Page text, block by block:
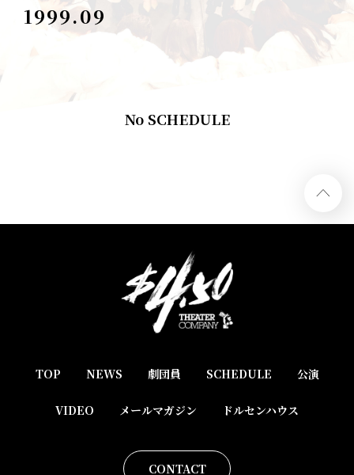
1999.09
No SCHEDULE
TOP NEWS 劇団員 SCHEDULE 公演
VIDEO メールマガジン ドルセンハウス
CONTACT